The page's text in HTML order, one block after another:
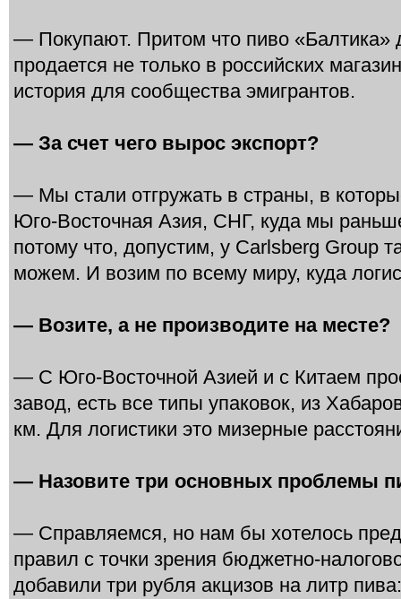
— Покупают. Притом что пиво
продается не только в российских
история для сообщества эмигрантов.
— За счет чего вырос экспорт?
— Мы стали отгружать в страны, в
Юго-Восточная Азия, СНГ, куда мы
потому что, допустим, у Carlsberg Group
можем. И возим по всему миру, куда
— Возите, а не производите на месте?
— С Юго-Восточной Азией и с Китаем
завод, есть все типы упаковок, из
км. Для логистики это мизерные
— Назовите три основных проблемы
— Справляемся, но нам бы хотелось
правил с точки зрения бюджетно-
добавили три рубля акцизов на литр